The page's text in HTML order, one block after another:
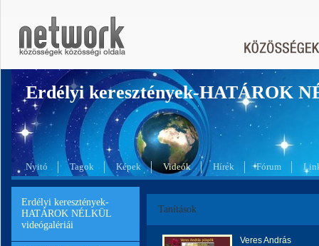
Erdélyi keresztények-HATÁROK
Nyitó Tagok Képek Videók Hírek Fórum
Erdélyi keresztények-
HATÁROK NÉLKÜL
videógalériái
Tanítások
Veres András